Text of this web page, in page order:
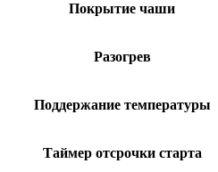
Покрытие чаши
Разогрев
Поддержание температуры
Таймер отсрочки старта